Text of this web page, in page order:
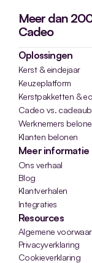
Meer dan
Cadeo
Oplossingen
Kerst & eindejaar
Keuzeplatform
Kerstpakketten &
Cadeo vs.
Werknemers
Klanten belonen
Meer informatie
Ons verhaal
Blog
Klantverhalen
Integraties
Resources
Algemene
Privacyverklaring
Cookieverklaring